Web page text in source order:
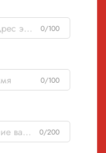
0/100
0/100
0/200